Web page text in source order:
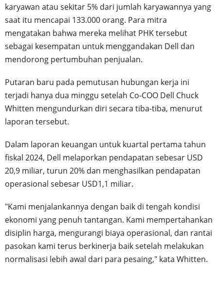
karyawan atau sekitar 5% dari jumlah karyawannya yang
saat itu mencapai 133.000 orang. Para mitra
mengatakan bahwa mereka melihat PHK tersebut
sebagai kesempatan untuk menggandakan Dell dan
mendorong pertumbuhan penjualan.
Putaran baru pada pemutusan hubungan kerja ini
terjadi hanya dua minggu setelah Co-COO Dell Chuck
Whitten mengundurkan diri secara tiba-tiba, menurut
laporan tersebut.
Dalam laporan keuangan untuk kuartal pertama tahun
fiskal 2024, Dell melaporkan pendapatan sebesar USD
20,9 miliar, turun 20% dan menghasilkan pendapatan
operasional sebesar USD1,1 miliar.
"Kami menjalankannya dengan baik di tengah kondisi
ekonomi yang penuh tantangan. Kami mempertahankan
disiplin harga, mengurangi biaya operasional, dan rantai
pasokan kami terus berkinerja baik setelah melakukan
normalisasi lebih awal dari para pesaing," kata Whitten.